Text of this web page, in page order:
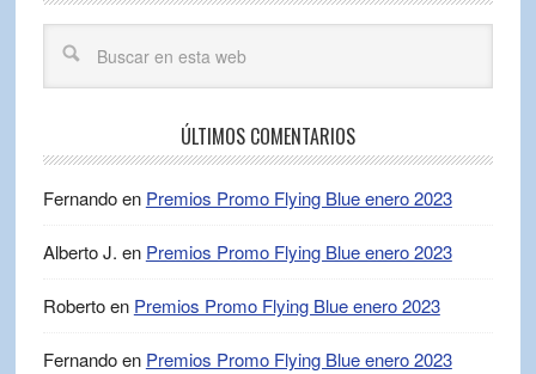
ÚLTIMOS COMENTARIOS
Fernandoen Premios Promo Flying Blue enero 2023
Alberto J. en Premios Promo Flying Blue enero 2023
Robertoen Premios Promo Flying Blue enero 2023
Fernandoen Premios Promo Flying Blue enero 2023